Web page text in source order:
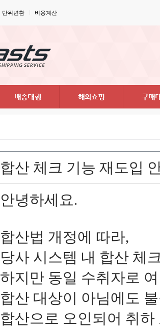
단위변환 비용계산
합산체크기능재도입
안녕하세요.
합산법개정에따라,
당사시스템내합산체
하지만동일수취자로
합산대상이아님에도불
합산으로오인되어취